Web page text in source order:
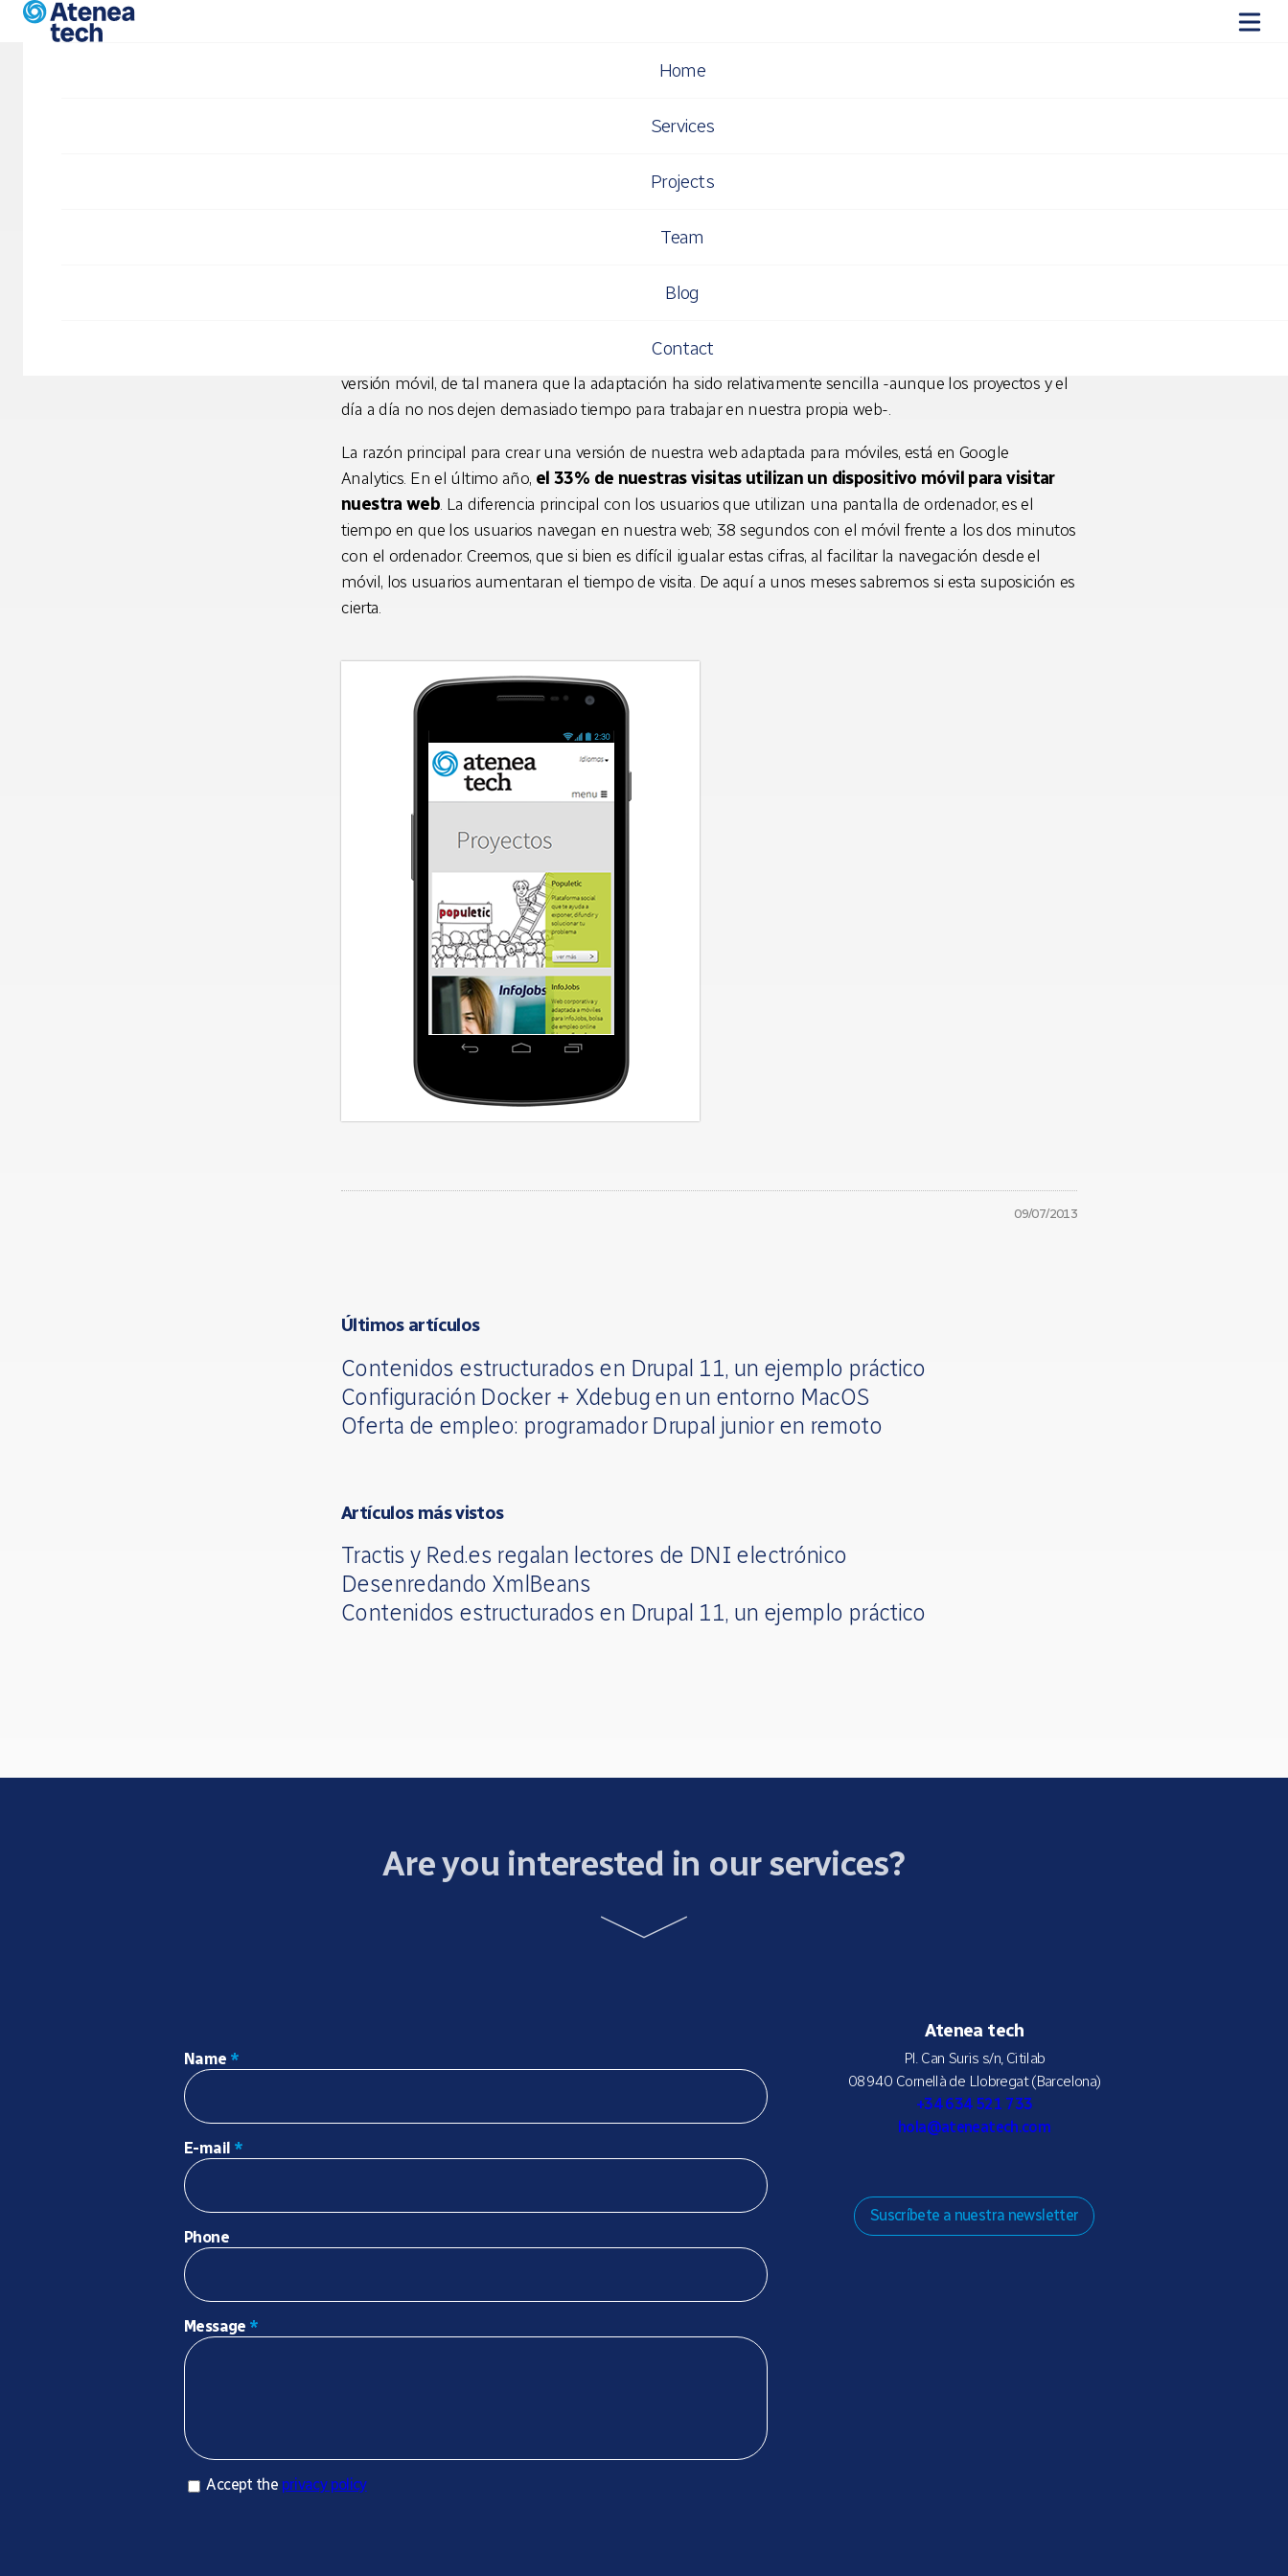
Skip to main content
Home
Services
Projects
Team
Blog
Contact
Estrenamos web mobile en
El pasado mes de febrero estrenamos nueva web, y hoy estrenamos versión para móviles. Este es
. De hecho, cuando realizamos el diseño de la nueva web, ya planteamos la
versión móvil, de tal manera que la adaptación ha sido relativamente sencilla -aunque los proyectos y el
día a día no nos dejen demasiado tiempo para trabajar en nuestra propia web-.
La razón principal para crear una versión de nuestra web adaptada para móviles, está en Google
Analytics. En el último año, el 33% de nuestras visitas utilizan un dispositivo móvil para visitar
nuestra web. La diferencia principal con los usuarios que utilizan una pantalla de ordenador, es el
tiempo en que los usuarios navegan en nuestra web; 38 segundos con el móvil frente a los dos minutos
con el ordenador. Creemos, que si bien es difícil igualar estas cifras, al facilitar la navegación desde el
móvil, los usuarios aumentaran el tiempo de visita. De aquí a unos meses sabremos si esta suposición es
cierta.
09/07/2013
Últimos artículos
Contenidos estructurados en Drupal 11, un ejemplo práctico
Configuración Docker + Xdebug en un entorno MacOS
Oferta de empleo: programador Drupal junior en remoto
Artículos más vistos
Tractis y Red.es regalan lectores de DNI electrónico
Desenredando XmlBeans
Contenidos estructurados en Drupal 11, un ejemplo práctico
Are you interested in our services?
Atenea tech
Pl. Can Suris s/n, Citilab
08940 Cornellà de Llobregat (Barcelona)
+34 634 521 733
hola@ateneatech.com
Suscríbete a nuestra newsletter
Name *
E-mail *
Phone
Message *
Accept privacy policy*
Accept the privacy policy